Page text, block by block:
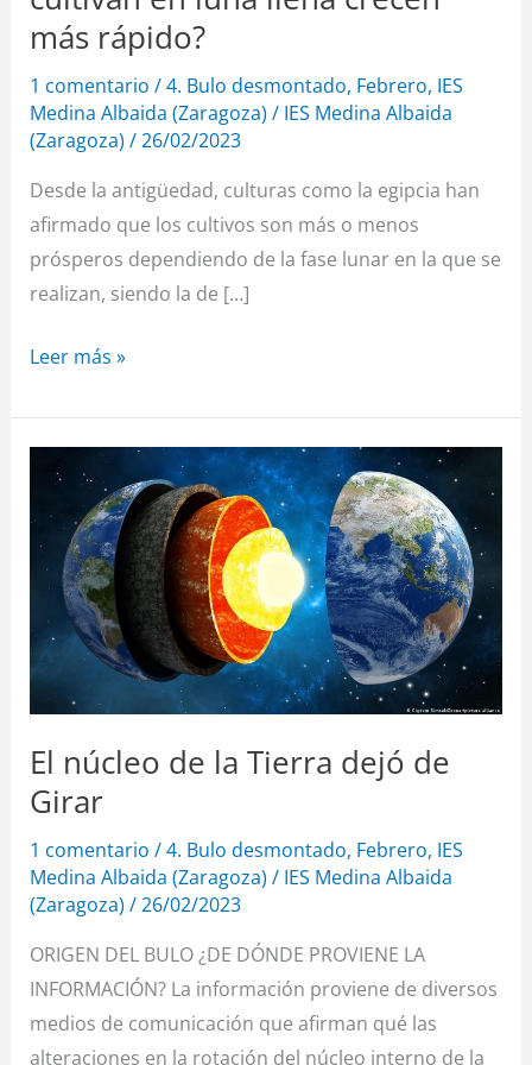
más rápido?
1 comentario /4. Bulo desmontado, Febrero, IES
Medina Albaida (Zaragoza) / IES Medina Albaida
(Zaragoza) /26/02/2023
Desde la antigüedad, culturas como la egipcia han
afirmado que los cultivos son más o menos
prósperos dependiendo de la fase lunar en la que se
realizan, siendo la de […]
más
Leer más »
El núcleo de la Tierra dejó de
Girar
1 comentario /4. Bulo desmontado, Febrero, IES
Medina Albaida (Zaragoza) / IES Medina Albaida
(Zaragoza) /26/02/2023
ORIGEN DEL BULO ¿DE DÓNDE PROVIENE LA
INFORMACIÓN? La información proviene de diversos
medios de comunicación que afirman qué las
alteraciones en la rotación del núcleo interno de la
de
Tierra
dejó
de
Girar